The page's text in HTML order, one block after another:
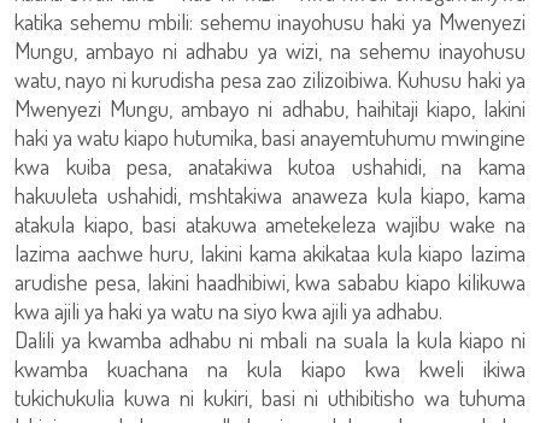
katika sehemu mbili: sehemu inayohusu haki ya Mwenyezi
Mungu, ambayo ni adhabu ya wizi, na sehemu inayohusu
watu, nayo ni kurudisha pesa zao zilizoibiwa. Kuhusu haki ya
Mwenyezi Mungu, ambayo ni adhabu, haihitaji kiapo, lakini
haki ya watu kiapo hutumika, basi anayemtuhumu mwingine
kwa kuiba pesa, anatakiwa kutoa ushahidi, na kama
hakuuleta ushahidi, mshtakiwa anaweza kula kiapo, kama
atakula kiapo, basi atakuwa ametekeleza wajibu wake na
lazima aachwe huru, lakini kama akikataa kula kiapo lazima
arudishe pesa, lakini haadhibiwi, kwa sababu kiapo kilikuwa
kwa ajili ya haki ya watu na siyo kwa ajili ya adhabu.
Dalili ya kwamba adhabu ni mbali na suala la kula kiapo ni
kwamba kuachana na kula kiapo kwa kweli ikiwa
tukichukulia kuwa ni kukiri, basi ni uthibitisho wa tuhuma